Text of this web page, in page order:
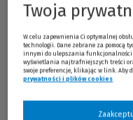
Kodeks
Izabela
Twoja
W celu zapewnienia Ci optymalnej
technologii. Dane zebrane za pomocą
innymi do ulepszania funkcjonalności
wyświetlania najtrafniejszych treści
swoje preferencje, klikając w link. Aby
prywatności i plików cookies